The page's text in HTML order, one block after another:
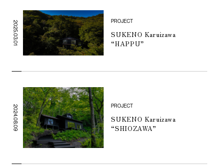
2025.03.01 PROJECT
SUKENO Karuizawa
“HAPPU”
2024.08.09 PROJECT
SUKENO Karuizawa
“SHIOZAWA”